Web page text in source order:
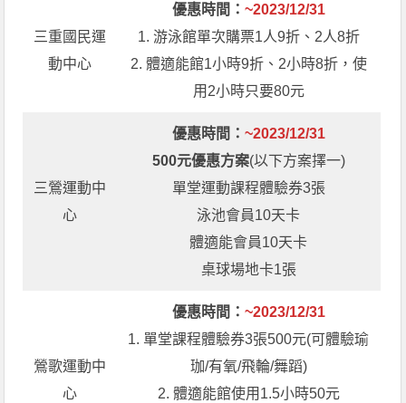
三重國民運
動中心
優惠時間： ~2023/12/31
1. 游泳館單次購票1人9折、2人8折
2. 體適能館1小時9折、2小時8折，使
用2小時只要80元
三鶯運動中
心
優惠時間： ~2023/12/31
500元優惠方案(以下方案擇一)
單堂運動課程體驗券3張
泳池會員10天卡
體適能會員10天卡
桌球場地卡1張
鶯歌運動中
心
優惠時間： ~2023/12/31
1. 單堂課程體驗券3張500元(可體驗瑜
珈/有氧/飛輪/舞蹈)
2. 體適能館使用1.5小時50元